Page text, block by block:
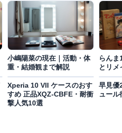
小嶋陽菜の現在｜活動・体
重・結婚観まで解説
らん
とリメ
Xperia 10 VII ケースのおす
すめ 正品XQZ-CBFE・耐衝
撃人気10選
早見優
ュール